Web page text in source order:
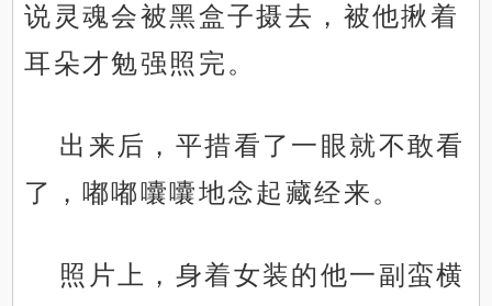
说灵魂会被黑盒子摄去，被他揪着
耳朵才勉强照完。
出来后，平措看了一眼就不敢看
了，嘟嘟囔囔地念起藏经来。
照片上，身着女装的他一副蛮横